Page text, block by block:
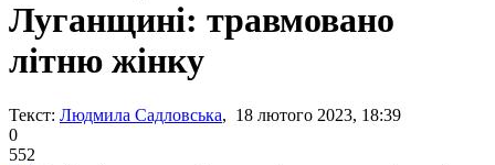
Луганщині: травмовано
літню жінку
Текст: Людмила Садловська, 18 лютого 2023, 18:39
0
552